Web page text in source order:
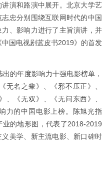
演和路演中展开。北京大学艺
忠分别围绕互联网时代的中国
、影响力进行了主旨演讲，并
国电视剧蓝皮书2019》的首发
的年度影响力十强电影榜单，
无名之辈》、《邪不压正》、
、《无双》、《无问东西》、
力的中国电影上榜。陈旭光指
的地形图，代表了2018-2019
美学、新主流电影、新口碑时